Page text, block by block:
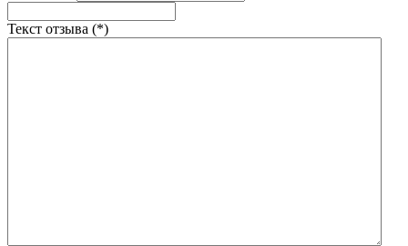
Текст отзыва (*)